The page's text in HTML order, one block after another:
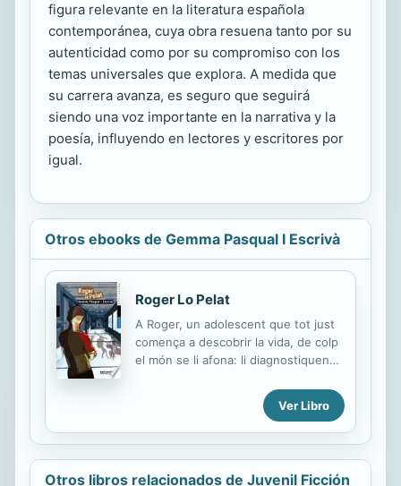
figura relevante en la literatura española
contemporánea, cuya obra resuena tanto por su
autenticidad como por su compromiso con los
temas universales que explora. A medida que
su carrera avanza, es seguro que seguirá
siendo una voz importante en la narrativa y la
poesía, influyendo en lectores y escritores por
igual.
Otros ebooks de Gemma Pasqual I Escrivà
Roger Lo Pelat
A Roger, un adolescent que tot just
comença a descobrir la vida, de colp
el món se li afona: li diagnostiquen
moment haurà de lluitar contra
aquesta terrible malaltia. L ' ajuda
dels seus pares i del seu amic seran
fonamentals, però sobretot l ' ajuda
Ver Libro
Otros libros relacionados de Juvenil Ficción